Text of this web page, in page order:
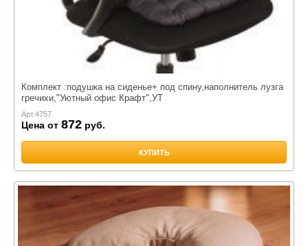
Комплект :подушка на сиденье+ под спину,наполнитель лузга
гречихи,"Уютный офис Крафт",УТ
Арт.4757
Цена от 872 руб.
КУПИТЬ